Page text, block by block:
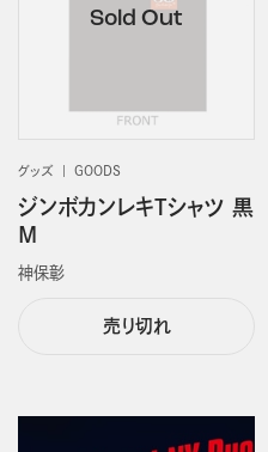
グッズ GOODS
ジンボカンレキTシャツ 黒
M
神保彰
売り切れ